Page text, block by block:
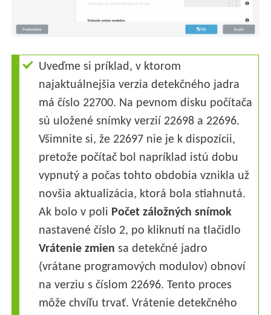
Uveďme si príklad, v ktorom
najaktuálnejšia verzia detekčného jadra
má číslo 22700. Na pevnom disku počítača
sú uložené snímky verzií 22698 a 22696.
Všimnite si, že 22697 nie je k dispozícii,
pretože počítač bol napríklad istú dobu
vypnutý a počas tohto obdobia vznikla už
novšia aktualizácia, ktorá bola stiahnutá.
Ak bolo v poli Počet záložných snímok
nastavené číslo 2, po kliknutí na tlačidlo
Vrátenie zmien sa detekčné jadro
(vrátane programových modulov) obnoví
na verziu s číslom 22696. Tento proces
môže chvíľu trvať. Vrátenie detekčného